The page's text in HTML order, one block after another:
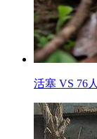
活塞 VS 76人